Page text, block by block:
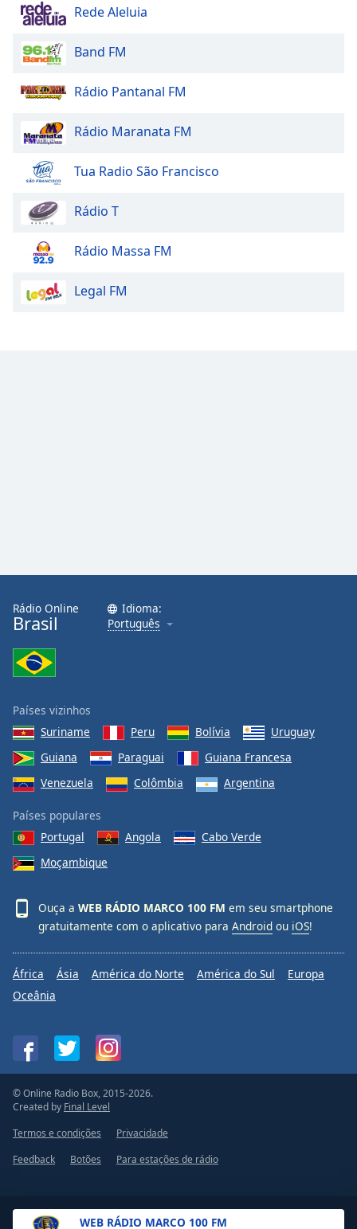
Font
Size
Edge
Family
Reset
Close
WEB RÁDIO MARCO 100 FM
Rede Aleluia
Band FM
Rádio Pantanal FM
Rádio Maranata FM
Tua Radio São Francisco
Rádio T
Rádio Massa FM
Legal FM
Rádio Online
Brasil
Idioma:
Português
Países vizinhos
Suriname
Peru Bolívia
Uruguay
Guiana
Paraguai
Guiana Francesa
Venezuela
Colômbia Argentina
Países populares
Portugal
Angola
Cabo Verde
Moçambique
Ouça a WEB RÁDIO MARCO 100 FM em seu smartphone
gratuitamente com o aplicativo para Android ou iOS!
África Ásia América do Norte América do Sul
Europa
Oceânia
© Online Radio Box, 2015-2026.
Created by Final Level
Termos e condições
Privacidade
Feedback
Botões Para estações de rádio